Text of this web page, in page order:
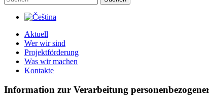
Aktuell
Wer wir sind
Projektförderung
Was wir machen
Kontakte
Information zur Verarbeitung